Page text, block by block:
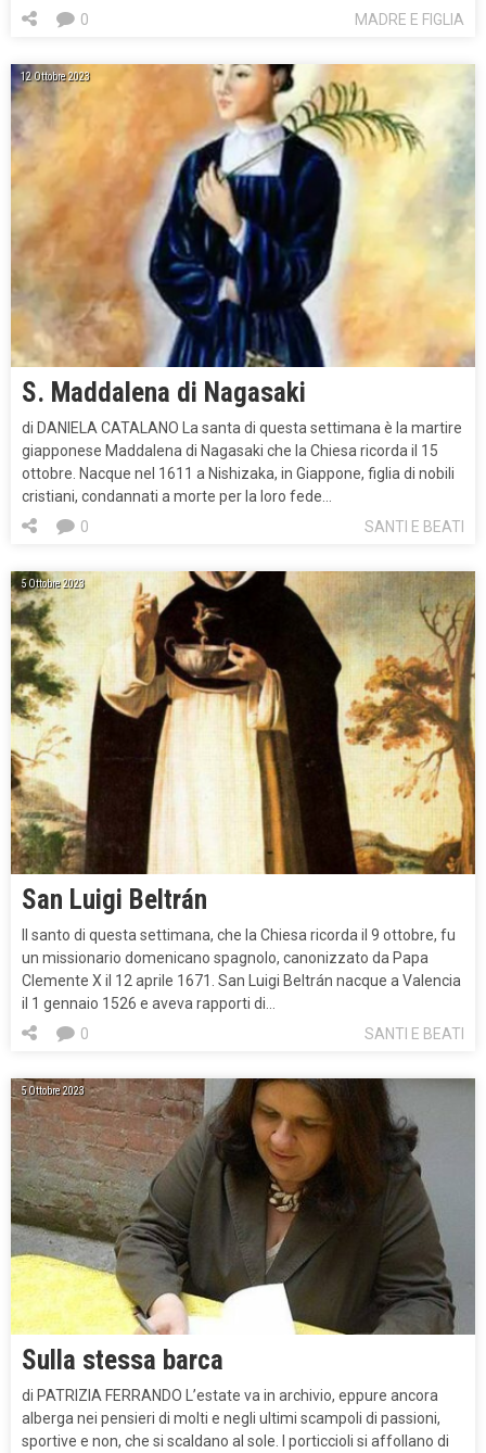
MADRE E FIGLIA
0
12 Ottobre 2023
S. Maddalena di Nagasaki
di DANIELA CATALANO La santa di questa settimana è la martire
giapponese Maddalena di Nagasaki che la Chiesa ricorda il 15
ottobre. Nacque nel 1611 a Nishizaka, in Giappone, figlia di nobili
cristiani, condannati a morte per la loro fede…
SANTI E BEATI
0
5 Ottobre 2023
San Luigi Beltrán
Il santo di questa settimana, che la Chiesa ricorda il 9 ottobre, fu
un missionario domenicano spagnolo, canonizzato da Papa
Clemente X il 12 aprile 1671. San Luigi Beltrán nacque a Valencia
il 1 gennaio 1526 e aveva rapporti di…
SANTI E BEATI
0
5 Ottobre 2023
Sulla stessa barca
di PATRIZIA FERRANDO L’estate va in archivio, eppure ancora
alberga nei pensieri di molti e negli ultimi scampoli di passioni,
sportive e non, che si scaldano al sole. I porticcioli si affollano di